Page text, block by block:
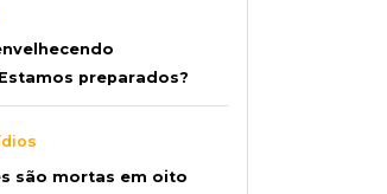
preparados?
são mortas em oito